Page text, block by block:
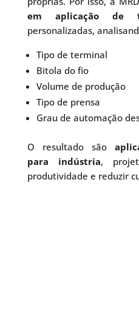
em aplicação de
personalizadas,
Tipo de terminal
Bitola do fio
Volume de produção
Tipo de prensa
Grau de automação
O resultado são
para indústria,
produtividade e reduzir